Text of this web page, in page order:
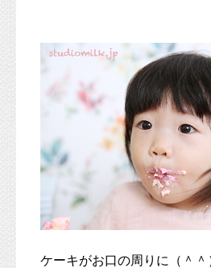
ケーキがお口の周りに（＾＾